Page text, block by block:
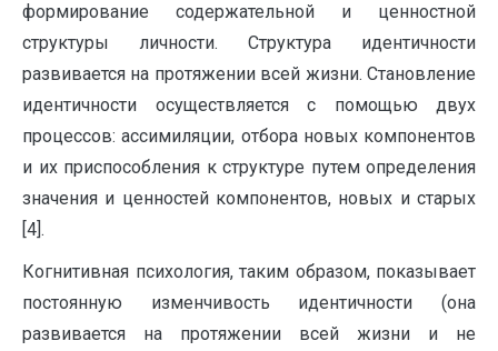
формирование содержательной и ценностной
структуры личности. Структура идентичности
развивается на протяжении всей жизни. Становление
идентичности осуществляется с помощью двух
процессов: ассимиляции, отбора новых компонентов
и их приспособления к структуре путем определения
значения и ценностей компонентов, новых и старых
[4].
Когнитивная психология, таким образом, показывает
постоянную изменчивость идентичности (она
развивается на протяжении всей жизни и не